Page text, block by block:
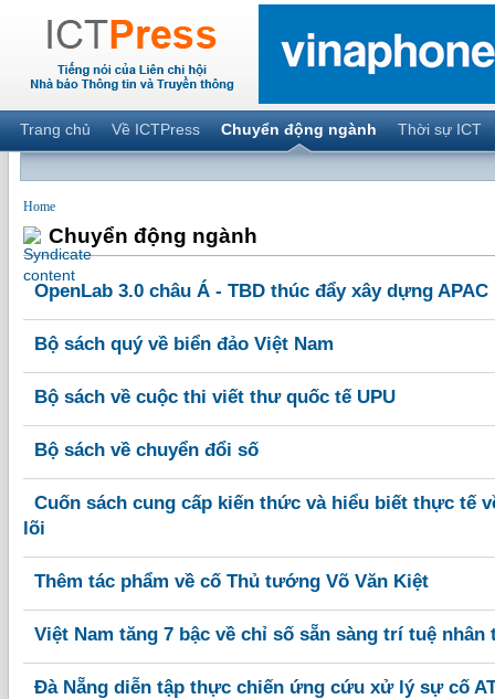
Trang chủ Về ICTPress Chuyển động ngành Thời sự ICT
Home
Chuyển động ngành
OpenLab 3.0 châu Á - TBD thúc đẩy xây dựng
Bộ sách quý về biển đảo Việt Nam
Bộ sách về cuộc thi viết thư quốc tế UPU
Bộ sách về chuyển đổi số
Cuốn sách cung cấp kiến thức và hiểu biết thực tế
lõi
Thêm tác phẩm về cố Thủ tướng Võ Văn Kiệt
Việt Nam tăng 7 bậc về chỉ số sẵn sàng trí tuệ nhân
Đà Nẵng diễn tập thực chiến ứng cứu xử lý sự cố